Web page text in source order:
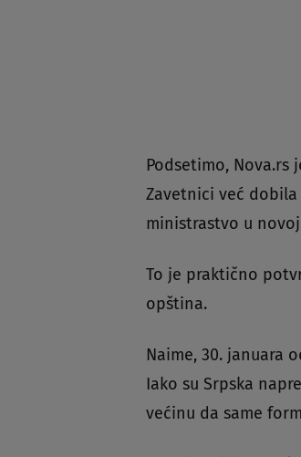
Podsetimo, Nova.rs
Zavetnici već
ministrastvo u novoj
To je praktično
opština.
Naime, 30. januara
Iako su Srpska
većinu da same